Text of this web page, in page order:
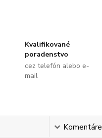
Kvalifikované
poradenstvo
cez telefón alebo e-
mail
Komentáre